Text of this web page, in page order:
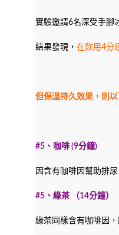
實驗邀請6名深受手腳
結果發現， 在飲用4分
但保溫持久效果，則
#5、 咖啡 (9分鐘)
因含有咖啡因幫助排尿
#5 、綠茶 （14分鐘）
緣茶同樣含有咖啡因